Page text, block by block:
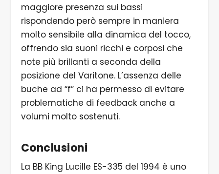
maggiore presenza sui bassi
rispondendo però sempre in maniera
molto sensibile alla dinamica del tocco,
offrendo sia suoni ricchi e corposi che
note più brillanti a seconda della
posizione del Varitone. L’assenza delle
buche ad “f” ci ha permesso di evitare
problematiche di feedback anche a
volumi molto sostenuti.
Conclusioni
La BB King Lucille ES-335 del 1994 è uno